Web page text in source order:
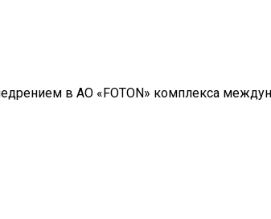
в АО «FOTON» комплекса